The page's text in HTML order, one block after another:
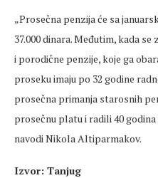
„Prosečna penzija će sa
37.000 dinara. Međutim, kada
i porodične penzije, koje ga
proseku imaju po 32 godine
prosečna primanja starosnih
prosečnu platu i radili 40 godina
navodi Nikola Altiparmakov.
Izvor: Tanjug